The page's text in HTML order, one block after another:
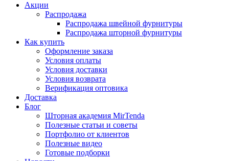
Акции
Распродажа
Распродажа швейной фурнитуры
Распродажа шторной фурнитуры
Как купить
Оформление заказа
Условия оплаты
Условия доставки
Условия возврата
Верификация оптовика
Доставка
Блог
Шторная академия MirTenda
Полезные статьи и советы
Портфолио от клиентов
Полезные видео
Готовые подборки